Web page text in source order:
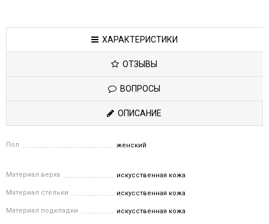
ХАРАКТЕРИСТИКИ
ОТЗЫВЫ
ВОПРОСЫ
ОПИСАНИЕ
Пол женский
Материал верха искусственная кожа
Материал стельки искусственная кожа
Материал подкладки искусственная кожа